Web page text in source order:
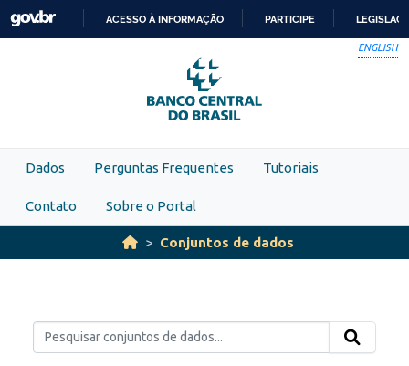
Skip to main content
PARA
O
CONTEÚDO
ACESSO À INFORMAÇÃO PARTICIPE
ENGLISH
Dados Perguntas Frequentes Tutoriais
Contato Sobre o Portal
Conjuntos de dados